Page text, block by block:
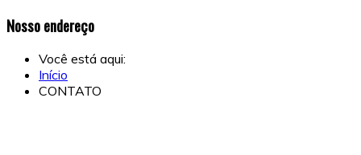
Nosso endereço
Você está aqui:
Início
CONTATO